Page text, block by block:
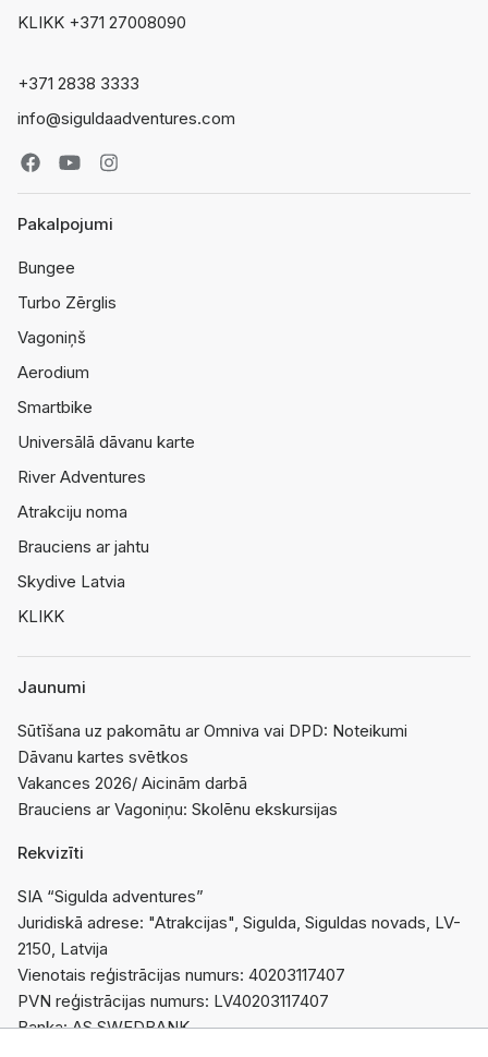
KLIKK +371 27008090
+371 2838 3333
info@siguldaadventures.com
Pakalpojumi
Bungee
Turbo Zērglis
Vagoniņš
Aerodium
Smartbike
Universālā dāvanu karte
River Adventures
Atrakciju noma
Brauciens ar jahtu
Skydive Latvia
KLIKK
Jaunumi
Sūtīšana uz pakomātu ar Omniva vai DPD: Noteikumi
Dāvanu kartes svētkos
Vakances 2026/ Aicinām darbā
Brauciens ar Vagoniņu: Skolēnu ekskursijas
Rekvizīti
SIA “Sigulda adventures”
Juridiskā adrese: "Atrakcijas", Sigulda, Siguldas novads, LV-
2150, Latvija
Vienotais reģistrācijas numurs: 40203117407
PVN reģistrācijas numurs: LV40203117407
Banka: AS SWEDBANK